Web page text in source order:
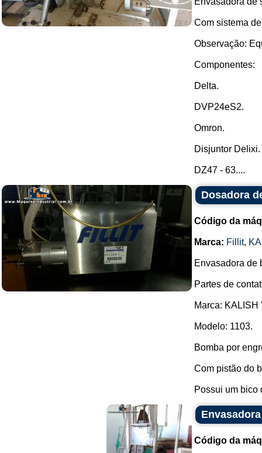
Com sistema
Observação:
Componentes:
Delta.
DVP24eS2.
Omron.
Disjuntor Delixi.
DZ47 - 63....
Dosadora
Código da
Marca: Fillit,
Envasadora de
Partes de
Marca: KALISH
Modelo: 1103.
Bomba por
Com pistão do
Possui um bico
Código da